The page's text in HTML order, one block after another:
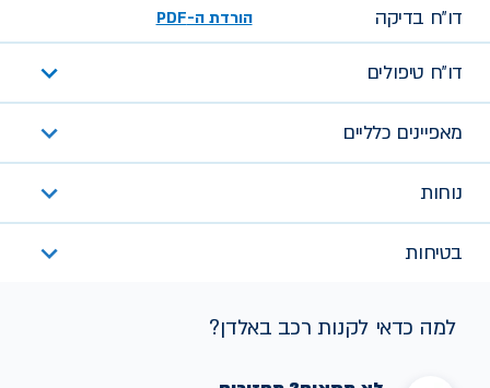
דו״ח בדיקה הורדת ה-PDF
דו״ח טיפולים
מאפיינים כלליים
נוחות
בטיחות
למה כדאי לקנות רכב באלדן?